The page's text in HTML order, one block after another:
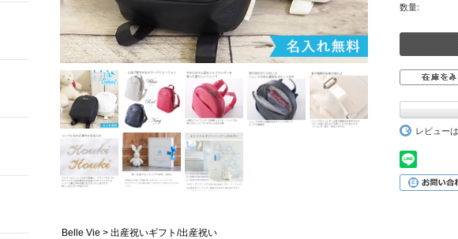
数量:
レビュー
Belle Vie > 出産祝いギフト/出産祝い